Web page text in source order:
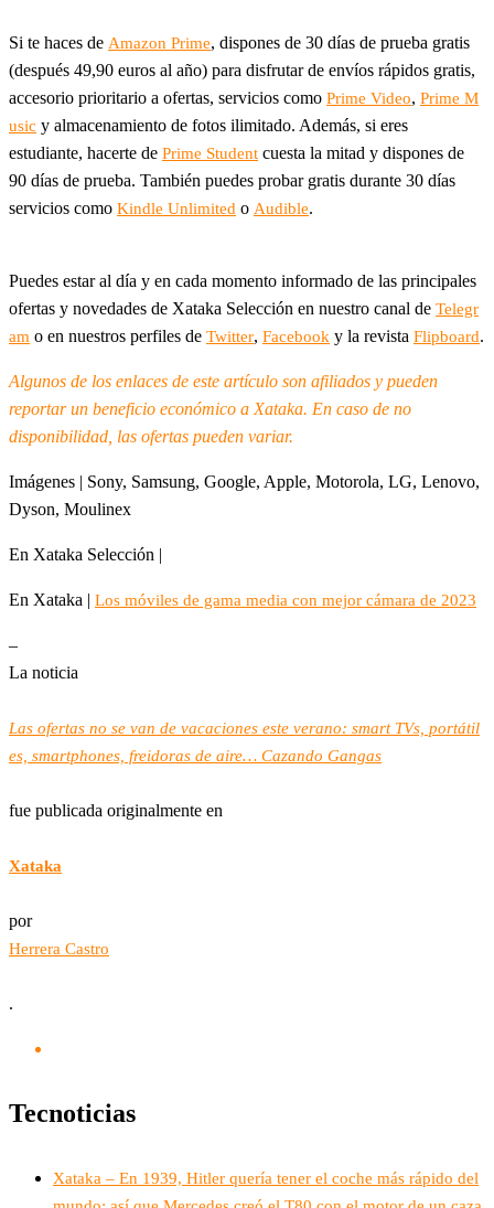
Si te haces de Amazon Prime, dispones de 30 días de prueba gratis
(después 49,90 euros al año) para disfrutar de envíos rápidos gratis,
accesorio prioritario a ofertas, servicios como Prime Video, Prime M
usic y almacenamiento de fotos ilimitado. Además, si eres
estudiante, hacerte de Prime Student cuesta la mitad y dispones de
90 días de prueba. También puedes probar gratis durante 30 días
servicios como Kindle Unlimited o Audible.
Puedes estar al día y en cada momento informado de las principales
ofertas y novedades de Xataka Selección en nuestro canal de Telegr
am o en nuestros perfiles de Twitter, Facebook y la revista Flipboard.
Algunos de los enlaces de este artículo son afiliados y pueden
reportar un beneficio económico a Xataka. En caso de no
disponibilidad, las ofertas pueden variar.
Imágenes | Sony, Samsung, Google, Apple, Motorola, LG, Lenovo,
Dyson, Moulinex
En Xataka Selección |
En Xataka | Los móviles de gama media con mejor cámara de 2023
–
La noticia
Las ofertas no se van de vacaciones este verano: smart TVs, portátil
es, smartphones, freidoras de aire… Cazando Gangas
fue publicada originalmente en
Xataka
por
Herrera Castro
.
Tecnoticias
Xataka – En 1939, Hitler quería tener el coche más rápido del